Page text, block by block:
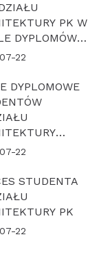
PK W
DYPLOMÓW
BDA-SARP 2026
22
DYPLOMOWE
KONKURSU
Z
2026”
22
STUDENTA
PK
22